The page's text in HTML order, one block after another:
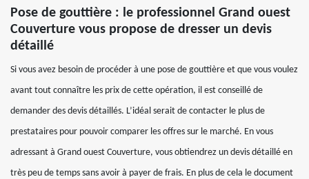
Pose de gouttière : le professionnel Grand ouest
Couverture vous propose de dresser un devis
détaillé
Si vous avez besoin de procéder à une pose de gouttière et que vous voulez
avant tout connaître les prix de cette opération, il est conseillé de
demander des devis détaillés. L’idéal serait de contacter le plus de
prestataires pour pouvoir comparer les offres sur le marché. En vous
adressant à Grand ouest Couverture, vous obtiendrez un devis détaillé en
très peu de temps sans avoir à payer de frais. En plus de cela le document